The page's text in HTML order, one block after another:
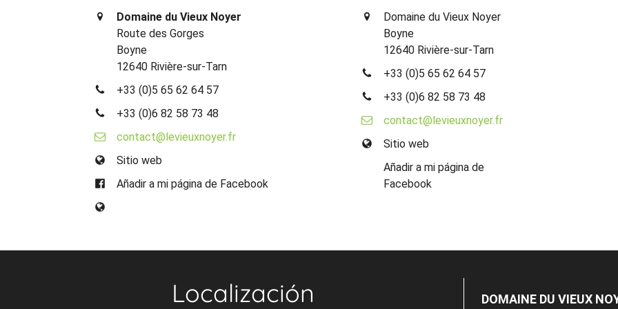
Domaine du Vieux Noyer
Route des Gorges
Boyne
12640 Rivière-sur-Tarn
+33 (0)5 65 62 64 57
+33 (0)6 82 58 73 48
contact@levieuxnoyer.fr
Sitio web
Añadir a mi página de Facebook
Domaine du Vieux Noyer
Boyne
12640 Rivière-sur-Tarn
+33 (0)5 65 62 64 57
+33 (0)6 82 58 73 48
contact@levieuxnoyer.fr
Sitio web
Añadir a mi página de
Facebook
Localización DOMAINE DU VIEUX